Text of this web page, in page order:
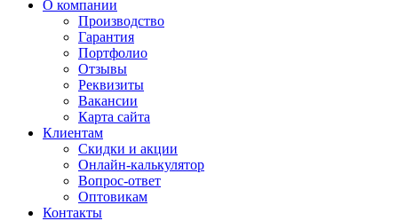
О компании
Производство
Гарантия
Портфолио
Отзывы
Реквизиты
Вакансии
Карта сайта
Клиентам
Скидки и акции
Онлайн-калькулятор
Вопрос-ответ
Оптовикам
Контакты